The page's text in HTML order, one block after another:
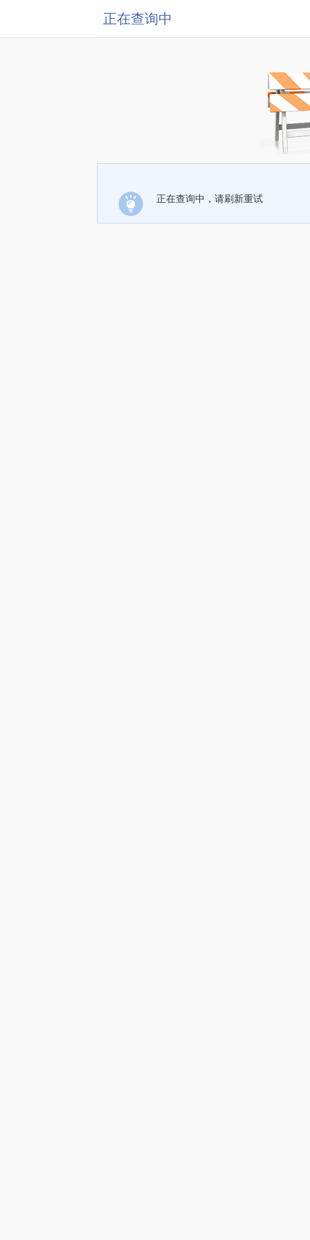
正在查询中
正在查询中，请刷新重试